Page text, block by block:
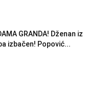
GRANDA! Dženan iz
izbačen! Popović...